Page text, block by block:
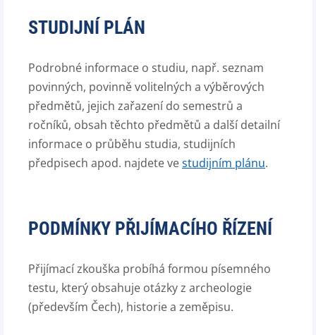
STUDIJNÍ PLÁN
Podrobné informace o studiu, např. seznam
povinných, povinně volitelných a výběrových
předmětů, jejich zařazení do semestrů a
ročníků, obsah těchto předmětů a další detailní
informace o průběhu studia, studijních
předpisech apod. najdete vestudijním plánu.
PODMÍNKY PŘIJÍMACÍHO ŘÍZENÍ
Přijímací zkouška probíhá formou písemného
testu, který obsahuje otázky z archeologie
(především Čech), historie a zeměpisu.